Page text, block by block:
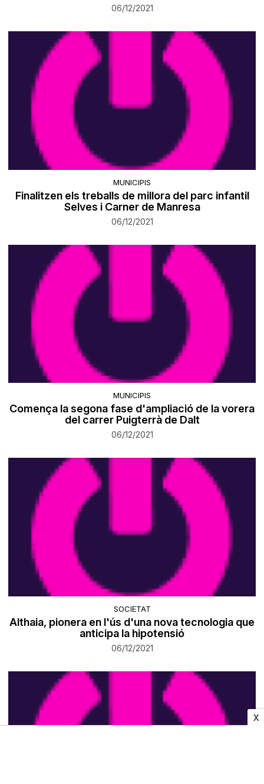
X
06/12/2021
MUNICIPIS
Finalitzen els treballs de millora del parc infantil
Selves i Carner de Manresa
06/12/2021
MUNICIPIS
Comença la segona fase d'ampliació de la vorera
del carrer Puigterrà de Dalt
06/12/2021
SOCIETAT
Althaia, pionera en l'ús d'una nova tecnologia que
anticipa la hipotensió
06/12/2021